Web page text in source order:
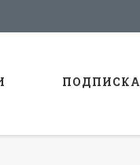
ПОДПИСКА